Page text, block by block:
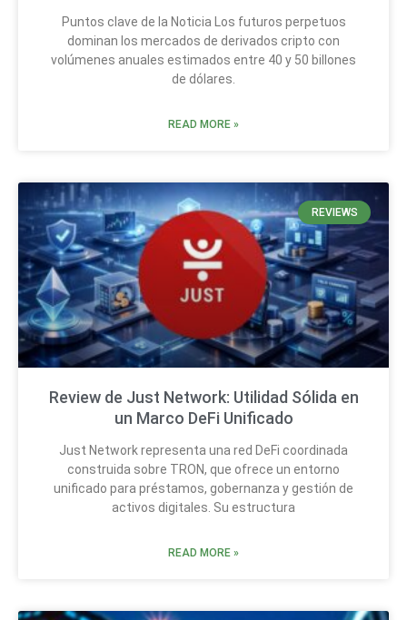
Puntos clave de la Noticia Los futuros perpetuos
dominan los mercados de derivados cripto con
volúmenes anuales estimados entre 40 y 50 billones
de dólares.
READ MORE »
REVIEWS
Review de Just Network: Utilidad Sólida en
un Marco DeFi Unificado
Just Network representa una red DeFi coordinada
construida sobre TRON, que ofrece un entorno
unificado para préstamos, gobernanza y gestión de
activos digitales. Su estructura
READ MORE »